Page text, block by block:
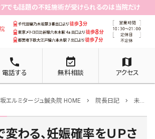
でも話題の不妊施術が受けられるのは当院だけ
phone
電話する
event_available
無料相談
map
アクセス
エルミタージュ鍼灸院 HOME chevron_right 院長日記 chevron_right 未分類
わる、妊娠確率をＵＰさ